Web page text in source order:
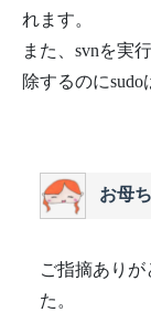
れます。
また、svnを実
除するのにsudo
お母
ご指摘あり
た。